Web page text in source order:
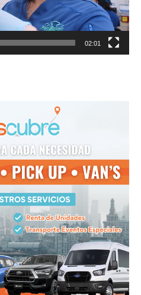
02:01